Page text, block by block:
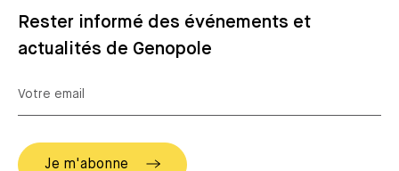
Rester informé des événements et
actualités de Genopole